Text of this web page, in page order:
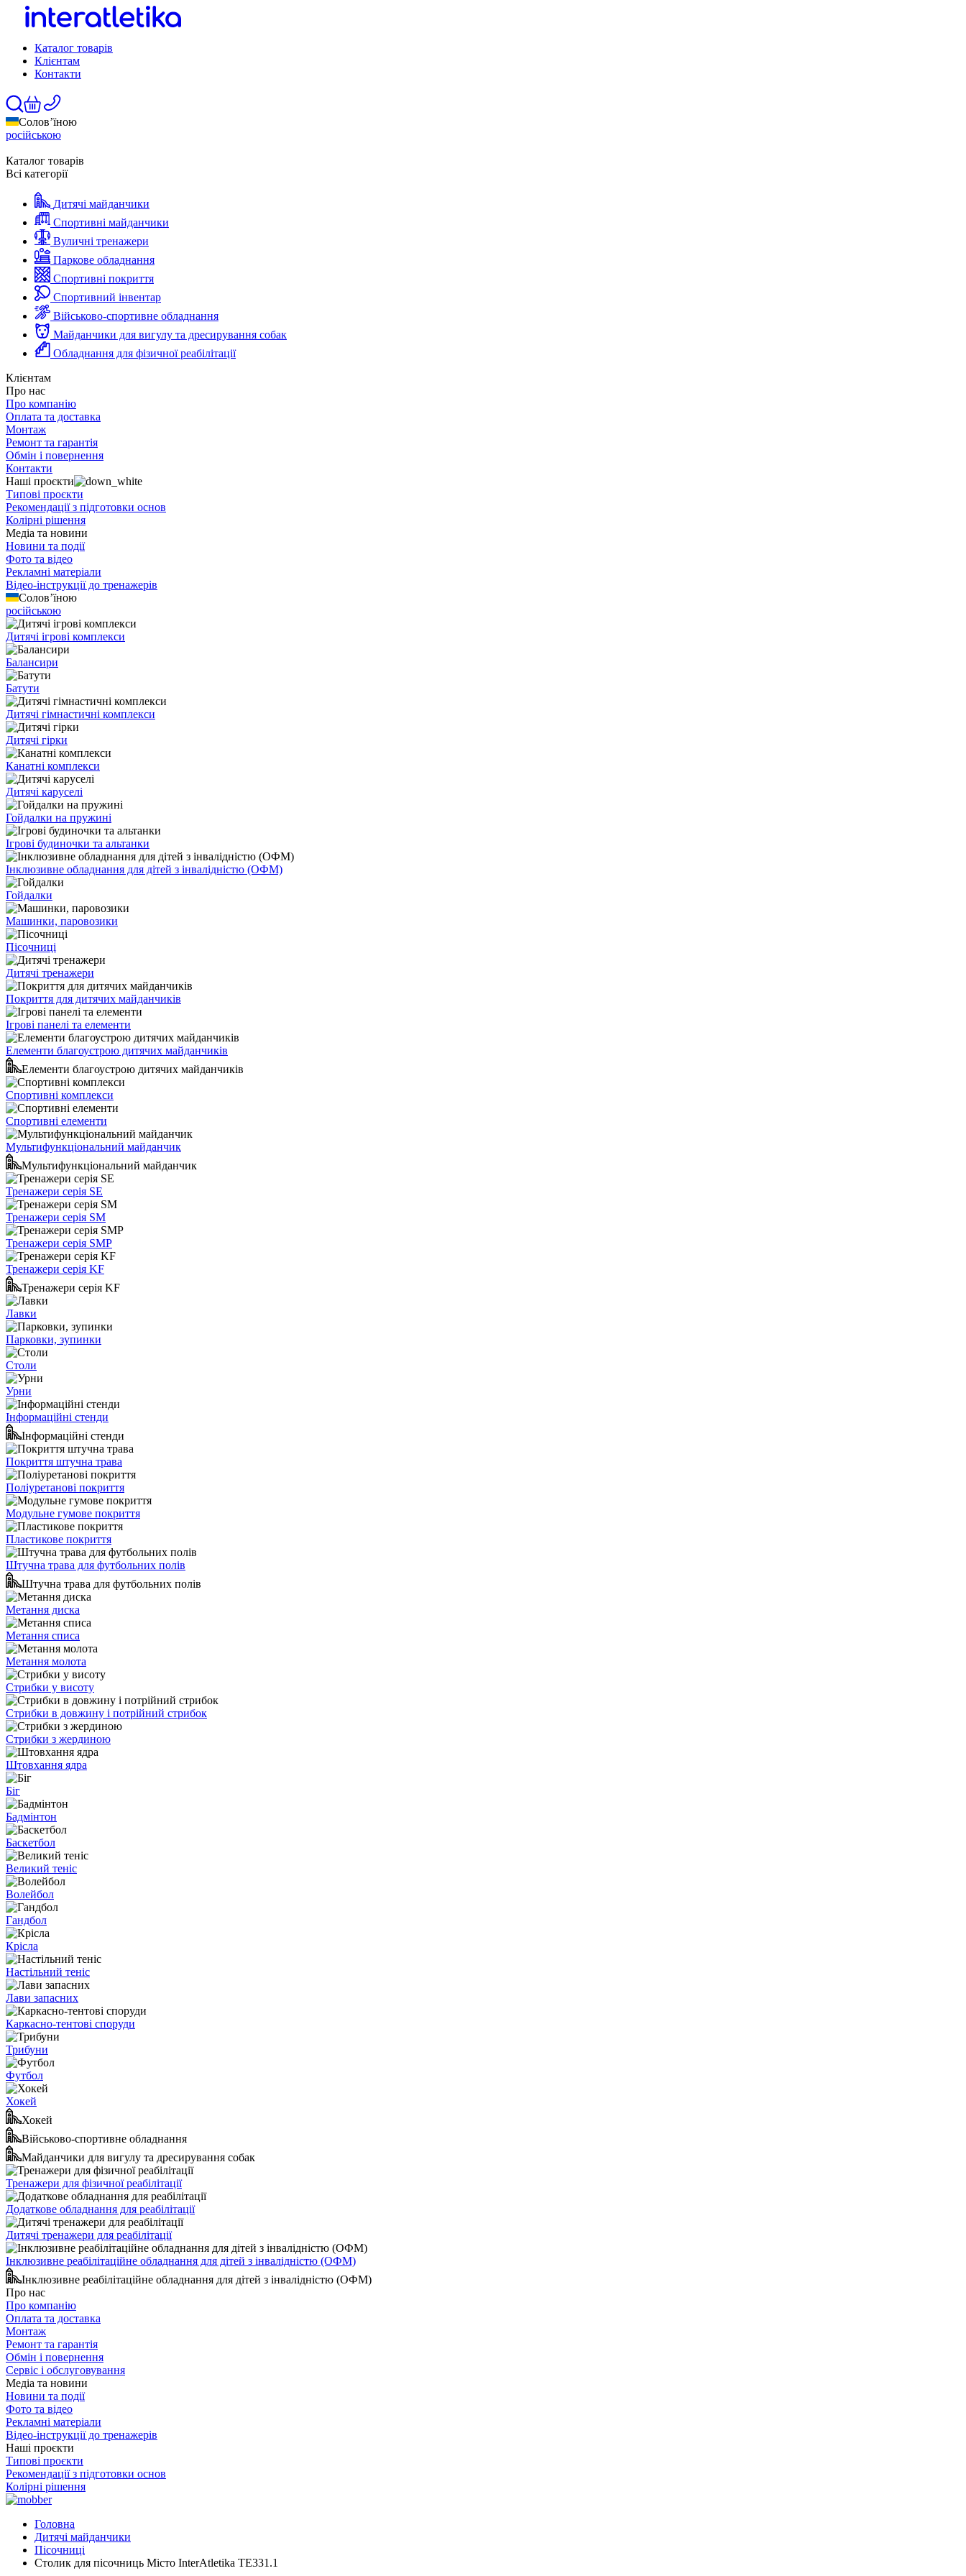
Каталог товарів
Клієнтам
Контакти
Солов’їною
російською
Каталог товарів
Всі категорії
Дитячі майданчики
Спортивні майданчики
Вуличні тренажери
Паркове обладнання
Спортивні покриття
Спортивний інвентар
Військово-спортивне обладнання
Майданчики для вигулу та дресирування собак
Обладнання для фізичної реабілітації
Клієнтам
Про нас
Про компанію
Оплата та доставка
Монтаж
Ремонт та гарантія
Обмін і повернення
Контакти
Наші проєкти
Типові проєкти
Рекомендації з підготовки основ
Колірні рішення
Медіа та новини
Новини та події
Фото та відео
Рекламні матеріали
Відео-інструкції до тренажерів
Солов’їною
російською
Дитячі ігрові комплекси
Балансири
Батути
Дитячі гімнастичні комплекси
Дитячі гірки
Канатні комплекси
Дитячі каруселі
Гойдалки на пружині
Ігрові будиночки та альтанки
Інклюзивне обладнання для дітей з інвалідністю (ОФМ)
Гойдалки
Машинки, паровозики
Пісочниці
Дитячі тренажери
Покриття для дитячих майданчиків
Ігрові панелі та елементи
Елементи благоустрою дитячих майданчиків
Елементи благоустрою дитячих майданчиків
Спортивні комплекси
Спортивні елементи
Мультифункціональний майданчик
Мультифункціональний майданчик
Тренажери серія SE
Тренажери серія SM
Тренажери серія SMP
Тренажери серія KF
Тренажери серія KF
Лавки
Парковки, зупинки
Столи
Урни
Інформаційні стенди
Інформаційні стенди
Покриття штучна трава
Поліуретанові покриття
Модульне гумове покриття
Пластикове покриття
Штучна трава для футбольних полів
Штучна трава для футбольних полів
Метання диска
Метання списа
Метання молота
Стрибки у висоту
Стрибки в довжину і потрійний стрибок
Стрибки з жердиною
Штовхання ядра
Біг
Бадмінтон
Баскетбол
Великий теніс
Волейбол
Гандбол
Крісла
Настільний теніс
Лави запасних
Каркасно-тентові споруди
Трибуни
Футбол
Хокей
Хокей
Військово-спортивне обладнання
Майданчики для вигулу та дресирування собак
Тренажери для фізичної реабілітації
Додаткове обладнання для реабілітації
Дитячі тренажери для реабілітації
Інклюзивне реабілітаційне обладнання для дітей з інвалідністю (ОФМ)
Інклюзивне реабілітаційне обладнання для дітей з інвалідністю (ОФМ)
Про нас
Про компанію
Оплата та доставка
Монтаж
Ремонт та гарантія
Обмін і повернення
Сервіс і обслуговування
Медіа та новини
Новини та події
Фото та відео
Рекламні матеріали
Відео-інструкції до тренажерів
Наші проєкти
Типові проєкти
Рекомендації з підготовки основ
Колірні рішення
Головна
Дитячі майданчики
Пісочниці
Столик для пісочниць Місто InterAtletika TE331.1